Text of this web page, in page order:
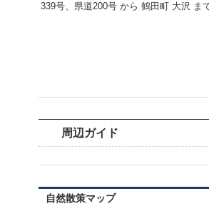
339号、県道200号 から 鶴田町 大沢 ま
周辺ガイド
自然散策マップ